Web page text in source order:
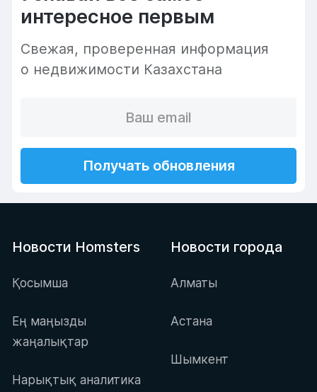
интересное первым
Cвежая, проверенная информация
о недвижимости Казахстана
Получать обновления
Новости Homsters
Қосымша
Ең маңызды
жаңалықтар
Нарықтық аналитика
Новости города
Алматы
Астана
Шымкент